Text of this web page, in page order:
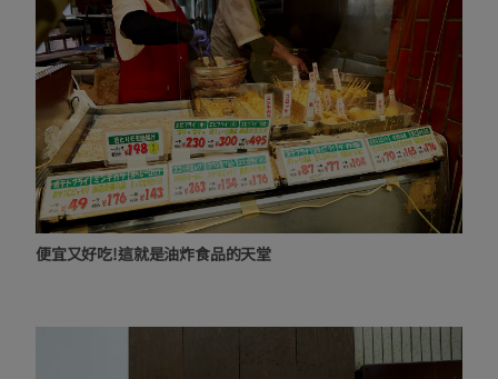
便宜又好吃!這就是油炸食品的天堂